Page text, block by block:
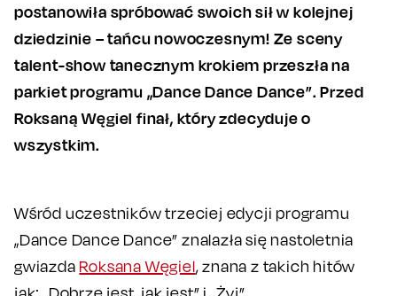
postanowiła spróbować swoich sił w kolejnej
dziedzinie – tańcu nowoczesnym! Ze sceny
talent-show tanecznym krokiem przeszła na
parkiet programu „Dance Dance Dance”. Przed
Roksaną Węgiel finał, który zdecyduje o
wszystkim.
Wśród uczestników trzeciej edycji programu
„Dance Dance Dance” znalazła się nastoletnia
gwiazda Roksana Węgiel, znana z takich hitów